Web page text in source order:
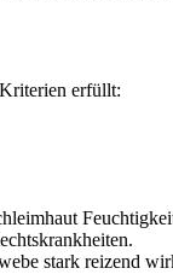
erfüllt:
stark reizend